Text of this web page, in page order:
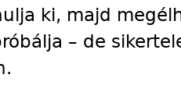
ki, majd
– de